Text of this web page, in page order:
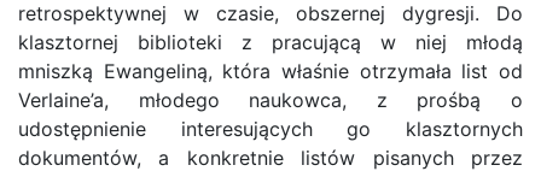
retrospektywnej w czasie, obszernej dygresji. Do
klasztornej biblioteki z pracującą w niej młodą
mniszką Ewangeliną, która właśnie otrzymała list od
Verlaine’a, młodego naukowca, z prośbą o
udostępnienie interesujących go klasztornych
dokumentów, a konkretnie listów pisanych przez